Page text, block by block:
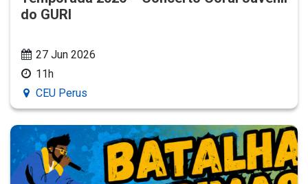
do GURI
27 Jun 2026
11h
CEU Perus